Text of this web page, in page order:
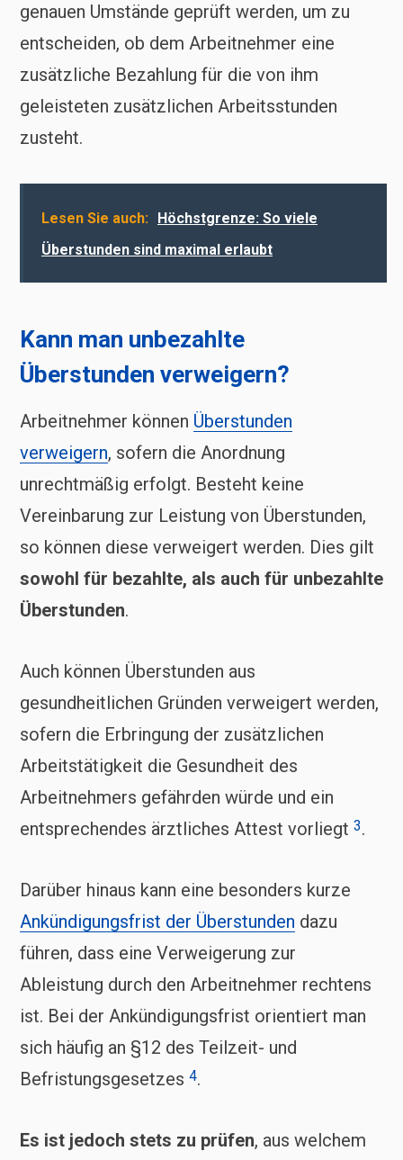
genauen Umstände geprüft werden, um zu
entscheiden, ob dem Arbeitnehmer eine
zusätzliche Bezahlung für die von ihm
geleisteten zusätzlichen Arbeitsstunden
zusteht.
Lesen Sie auch:
Höchstgrenze: So viele
Überstunden sind maximal erlaubt
Kann man unbezahlte
Überstunden verweigern?
Arbeitnehmer können Überstunden
verweigern, sofern die Anordnung
unrechtmäßig erfolgt. Besteht keine
Vereinbarung zur Leistung von Überstunden,
so können diese verweigert werden. Dies gilt
sowohl für bezahlte, als auch für unbezahlte
Überstunden.
Auch können Überstunden aus
gesundheitlichen Gründen verweigert werden,
sofern die Erbringung der zusätzlichen
Arbeitstätigkeit die Gesundheit des
Arbeitnehmers gefährden würde und ein
entsprechendes ärztliches Attest vorliegt 3.
Darüber hinaus kann eine besonders kurze
Ankündigungsfrist der Überstunden dazu
führen, dass eine Verweigerung zur
Ableistung durch den Arbeitnehmer rechtens
ist. Bei der Ankündigungsfrist orientiert man
sich häufig an §12 des Teilzeit- und
Befristungsgesetzes 4.
Es ist jedoch stets zu prüfen, aus welchem